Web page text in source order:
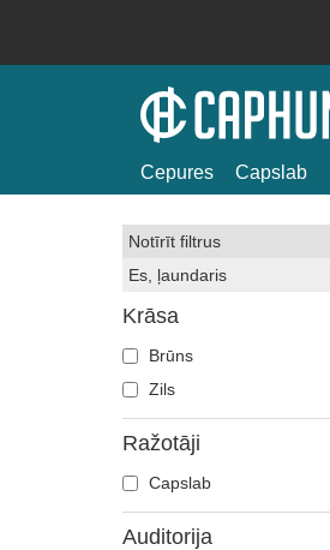
Cepures Capslab
Notīrīt filtrus
Es, ļaundaris
Krāsa
Brūns
Zils
Ražotāji
Capslab
Auditorija